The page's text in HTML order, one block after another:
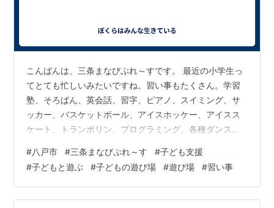
こんばんは、三条まなびぷれ～すです。 最近の小学生っ
てとても忙しいみたいですね。習い事もたくさん。学習
塾、そろばん、英会話、習字、ピアノ、スイミング、サ
ッカー、バスケットボール、アイスホッケー、アイスス
ケート、トランポリン、プログラミング、各種ダンス、
だったころよりも習い事の種類も多いですね。 私は小学
３年生の終わりごろから少年少女スポーツクラブに所属
し、バレーボールをしていました。週に３回。土曜日の
午後もあったような気がします。 私はその他にはピアノ
#八戸市 #三条まなびぷれ～す #子ども支援
#子どもと遊ぶ #子どもの遊び場 #遊び場 #習い事